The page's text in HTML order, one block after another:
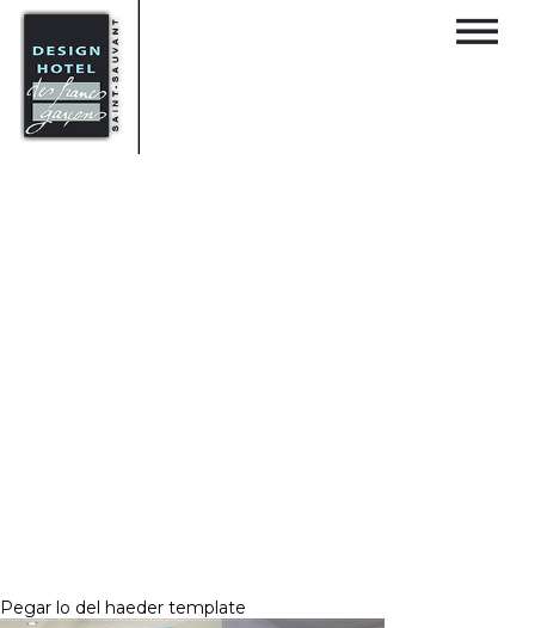
Pegar lo del haeder template